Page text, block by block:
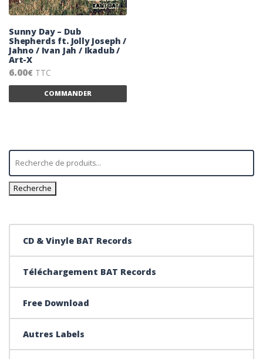
Sunny Day – Dub
Shepherds ft. Jolly Joseph /
Jahno / Ivan Jah / Ikadub /
Art-X
6.00€ TTC
COMMANDER
Ce produit a plusieurs variations. Les
Recherche
CD & Vinyle BAT Records
Téléchargement BAT Records
Free Download
Autres Labels